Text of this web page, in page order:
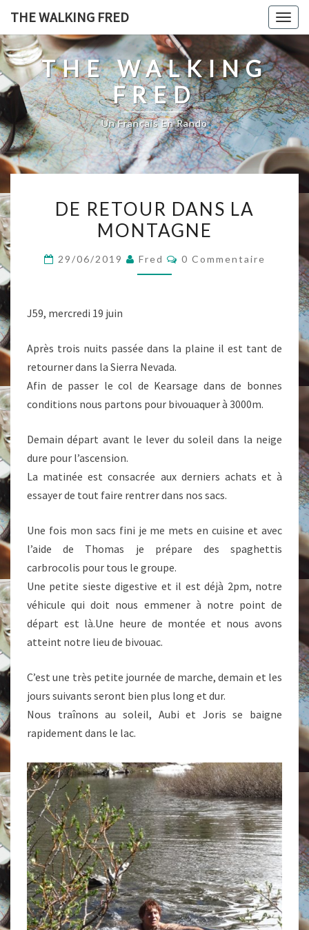
content
THE WALKING FRED
THE WALKING
FRED
Un Français En Rando
RETOUR
DANS
MONTAGNE
DE RETOUR DANS LA
MONTAGNE
29/06/2019 Fred Commentaires
0 Commentaire
J59, mercredi 19 juin
Après trois nuits passée dans la plaine il est tant de
retourner dans la Sierra Nevada.
Afin de passer le col de Kearsage dans de bonnes
conditions nous partons pour bivouaquer à 3000m.
Demain départ avant le lever du soleil dans la neige
dure pour l’ascension.
La matinée est consacrée aux derniers achats et à
essayer de tout faire rentrer dans nos sacs.
Une fois mon sacs fini je me mets en cuisine et avec
l’aide de Thomas je prépare des spaghettis
carbrocolis pour tous le groupe.
Une petite sieste digestive et il est déjà 2pm, notre
véhicule qui doit nous emmener à notre point de
départ est là.Une heure de montée et nous avons
atteint notre lieu de bivouac.
C’est une très petite journée de marche, demain et les
jours suivants seront bien plus long et dur.
Nous traînons au soleil, Aubi et Joris se baigne
rapidement dans le lac.